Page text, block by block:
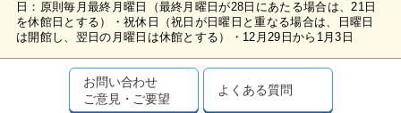
日：原則毎月最終月曜日（最終月曜日が28日にあたる場合は、21日
を休館日とする）・祝休日（祝日が日曜日と重なる場合は、日曜日
は開館し、翌日の月曜日は休館とする）・12月29日から1月3日
お問い合わせ
ご意見・ご要望
よくある質問